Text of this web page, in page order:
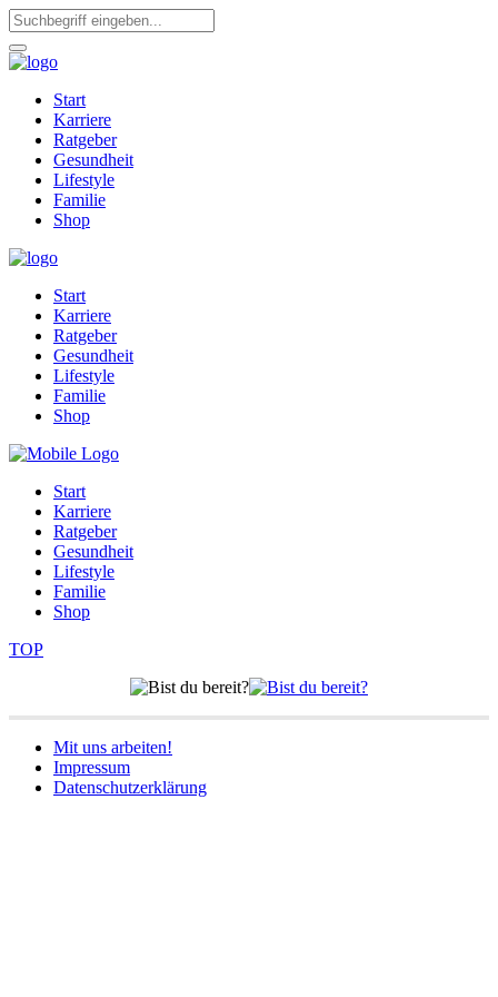
Start
Karriere
Ratgeber
Gesundheit
Lifestyle
Familie
Shop
Start
Karriere
Ratgeber
Gesundheit
Lifestyle
Familie
Shop
Start
Karriere
Ratgeber
Gesundheit
Lifestyle
Familie
Shop
TOP
Mit uns arbeiten!
Impressum
Datenschutzerklärung